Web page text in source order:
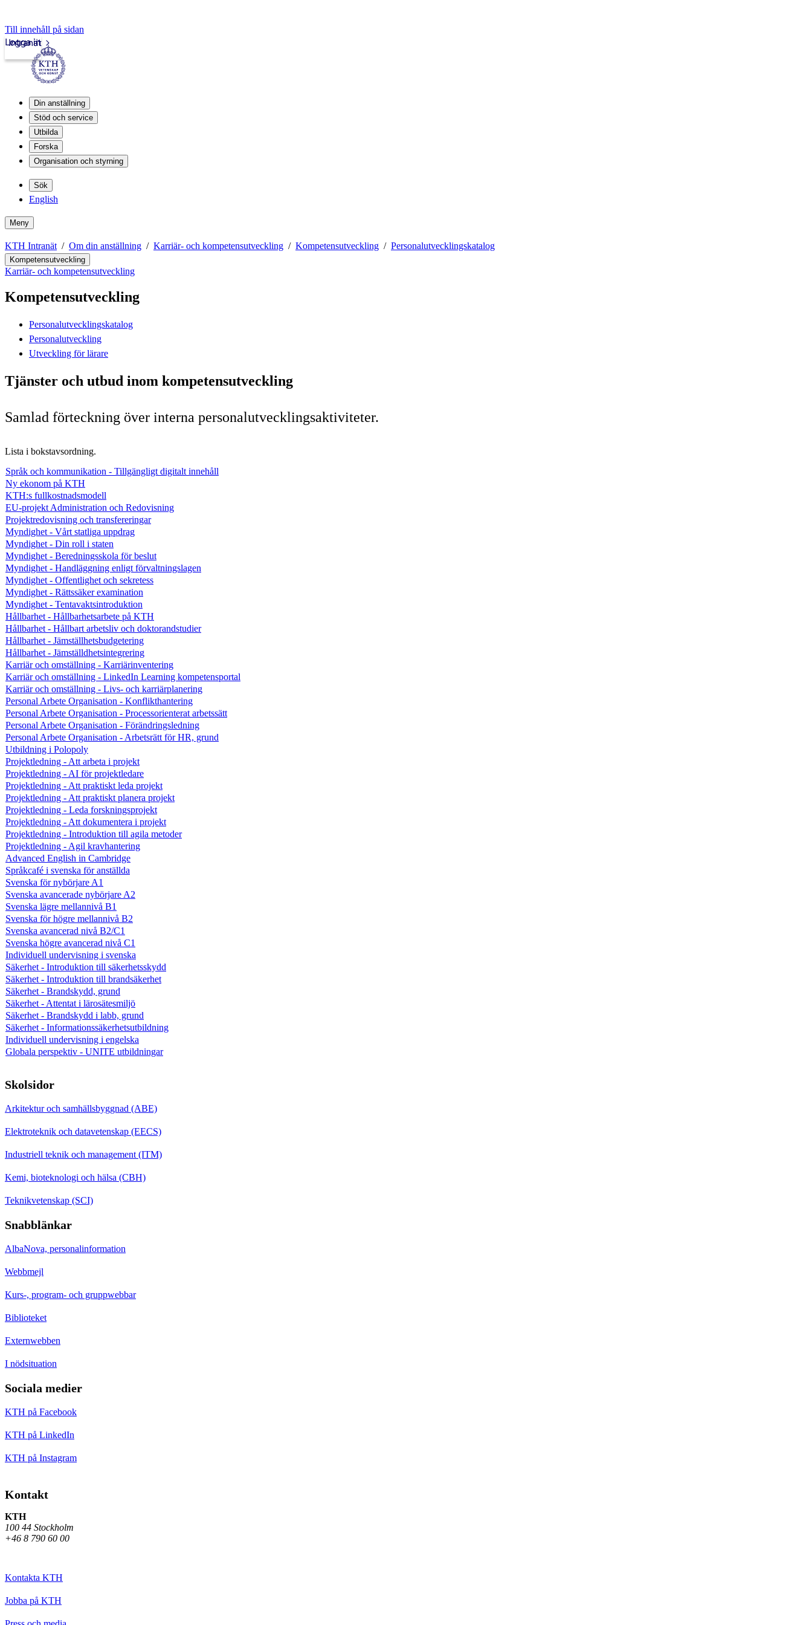
Till innehåll på sidan
Intranät
Logga in
Din anställning
Stöd och service
Utbilda
Forska
Organisation och styrning
Sök
English
Meny
KTH Intranät Om din anställning Karriär- och kompetensutveckling Kompetensutveckling Personalutvecklingskatalog
Kompetensutveckling
Karriär- och kompetensutveckling
Kompetensutveckling
Personalutvecklingskatalog
Personalutveckling
Utveckling för lärare
Tjänster och utbud inom kompetensutveckling
Samlad förteckning över interna personalutvecklingsaktiviteter.
Lista i bokstavsordning.
Språk och kommunikation - Tillgängligt digitalt innehåll
Ny ekonom på KTH
KTH:s fullkostnadsmodell
EU-projekt Administration och Redovisning
Projektredovisning och transfereringar
Myndighet - Vårt statliga uppdrag
Myndighet - Din roll i staten
Myndighet - Beredningsskola för beslut
Myndighet - Handläggning enligt förvaltningslagen
Myndighet - Offentlighet och sekretess
Myndighet - Rättssäker examination
Myndighet - Tentavaktsintroduktion
Hållbarhet - Hållbarhetsarbete på KTH
Hållbarhet - Hållbart arbetsliv och doktorandstudier
Hållbarhet - Jämställhetsbudgetering
Hållbarhet - Jämställdhetsintegrering
Karriär och omställning - Karriärinventering
Karriär och omställning - LinkedIn Learning kompetensportal
Karriär och omställning - Livs- och karriärplanering
Personal Arbete Organisation - Konflikthantering
Personal Arbete Organisation - Processorienterat arbetssätt
Personal Arbete Organisation - Förändringsledning
Personal Arbete Organisation - Arbetsrätt för HR, grund
Utbildning i Polopoly
Projektledning - Att arbeta i projekt
Projektledning - AI för projektledare
Projektledning - Att praktiskt leda projekt
Projektledning - Att praktiskt planera projekt
Projektledning - Leda forskningsprojekt
Projektledning - Att dokumentera i projekt
Projektledning - Introduktion till agila metoder
Projektledning - Agil kravhantering
Advanced English in Cambridge
Språkcafé i svenska för anställda
Svenska för nybörjare A1
Svenska avancerade nybörjare A2
Svenska lägre mellannivå B1
Svenska för högre mellannivå B2
Svenska avancerad nivå B2/C1
Svenska högre avancerad nivå C1
Individuell undervisning i svenska
Säkerhet - Introduktion till säkerhetsskydd
Säkerhet - Introduktion till brandsäkerhet
Säkerhet - Brandskydd, grund
Säkerhet - Attentat i lärosätesmiljö
Säkerhet - Brandskydd i labb, grund
Säkerhet - Informationssäkerhetsutbildning
Individuell undervisning i engelska
Globala perspektiv - UNITE utbildningar
Skolsidor
Arkitektur och samhällsbyggnad (ABE)
Elektroteknik och datavetenskap (EECS)
Industriell teknik och management (ITM)
Kemi, bioteknologi och hälsa (CBH)
Teknikvetenskap (SCI)
Snabblänkar
AlbaNova, personalinformation
Webbmejl
Kurs-, program- och gruppwebbar
Biblioteket
Externwebben
I nödsituation
Sociala medier
KTH på Facebook
KTH på LinkedIn
KTH på Instagram
Kontakt
KTH
100 44 Stockholm
+46 8 790 60 00
Kontakta KTH
Jobba på KTH